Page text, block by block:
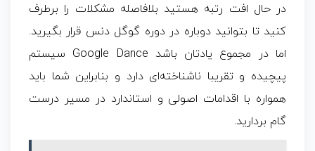
در حال افت رتبه هستید بلافاصله مشکلات را برطرف
کنید تا بتوانید دوباره در دوره گوگل دنس قرار بگیرید.
اما در مجموع یادتان باشد Google Dance سیستم
پیچیده و تقریبا ناشناخته‌ای دارد و بنابراین شما باید
همواره با اقدامات اصولی و استاندارد در مسیر درست
گام بردارید.